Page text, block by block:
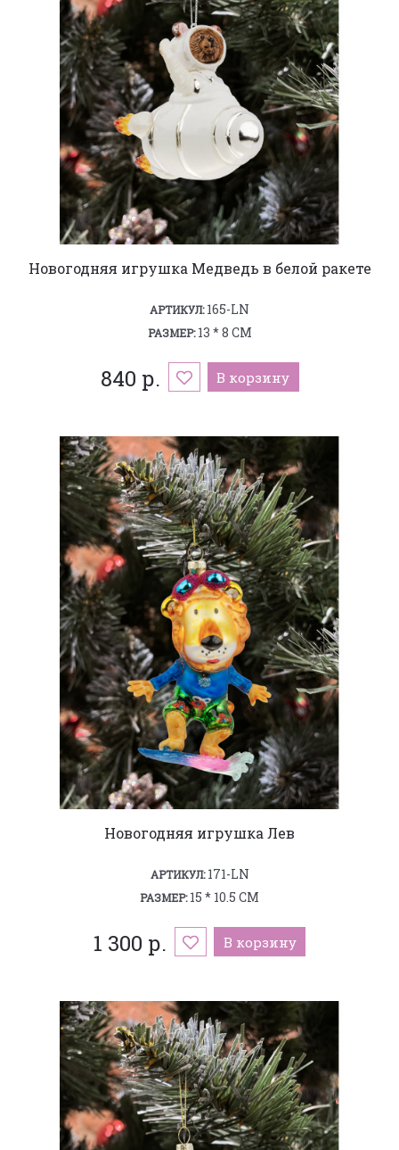
Новогодняя игрушка Медведь в белой ракете
АРТИКУЛ:165-LN
РАЗМЕР:13 * 8 СМ
840 р. В корзину
Новогодняя игрушка Лев
АРТИКУЛ:171-LN
РАЗМЕР:15 * 10.5 СМ
1 300 р. В корзину